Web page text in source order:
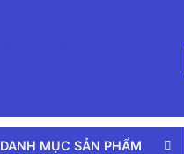
DANH MỤC SẢN PHẨM